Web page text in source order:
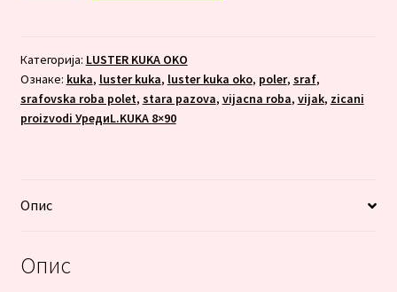
количина
Категорија: LUSTER KUKA OKO
Ознаке: kuka, luster kuka, luster kuka oko, poler, sraf,
srafovska roba polet, stara pazova, vijacna roba, vijak, zicani
proizvodi УредиL.KUKA 8×90
Опис
Опис